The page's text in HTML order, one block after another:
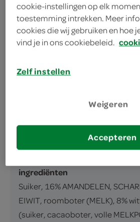
pistache, ontdooid.
ingrediënten
Suiker, 16% AMANDELEN,
EIWIT, roomboter (MELK), 8%
(suiker, cacaoboter, volle
cookie-instellingen op elk
toestemming intrekken. Meer
cookies die wij gebruiken en hoe
vind je in ons cookiebeleid.
Zelf instellen
Weigeren
Accepteren